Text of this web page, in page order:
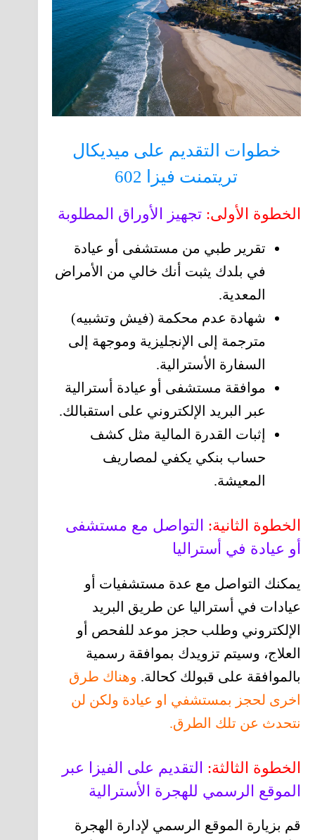
خطوات التقديم على ميديكال
تريتمنت فيزا 602
الخطوة الأولى: تجهيز الأوراق المطلوبة
تقرير طبي من مستشفى أو عيادة
في بلدك يثبت أنك خالي من الأمراض
المعدية.
شهادة عدم محكمة (فيش وتشبيه)
مترجمة إلى الإنجليزية وموجهة إلى
السفارة الأسترالية.
موافقة مستشفى أو عيادة أسترالية
عبر البريد الإلكتروني على استقبالك.
إثبات القدرة المالية مثل كشف
حساب بنكي يكفي لمصاريف
المعيشة.
الخطوة الثانية: التواصل مع مستشفى
أو عيادة في أستراليا
يمكنك التواصل مع عدة مستشفيات أو
عيادات في أستراليا عن طريق البريد
الإلكتروني وطلب حجز موعد للفحص أو
العلاج، وسيتم تزويدك بموافقة رسمية
بالموافقة على قبولك كحالة. وهناك طرق
اخرى لحجز بمستشفي او عيادة ولكن لن
نتحدث عن تلك الطرق.
الخطوة الثالثة: التقديم على الفيزا عبر
الموقع الرسمي للهجرة الأسترالية
قم بزيارة الموقع الرسمي لإدارة الهجرة